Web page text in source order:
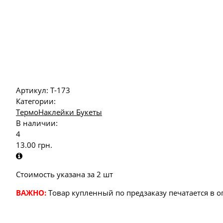
Артикул: Т-173
Категории:
ТермоНаклейки Букеты
В наличии:
4
13.00 грн.
Стоимость указана за 2 шт
ВАЖНО: Товар купленный по предзаказу печатается